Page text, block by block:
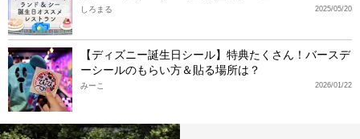
2025/05/20
しろまる
【ディズニー誕生日シール】特典たくさん！バースデ
ーシールのもらい方＆貼る場所は？
2026/01/22
みーこ